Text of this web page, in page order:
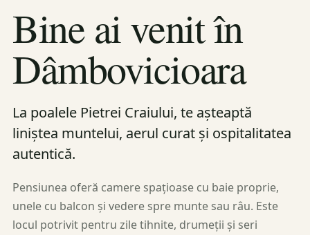
Bine ai venit în
Dâmbovicioara
La poalele Pietrei Craiului, te așteaptă
liniștea muntelui, aerul curat și ospitalitatea
autentică.
Pensiunea oferă camere spațioase cu baie proprie,
unele cu balcon și vedere spre munte sau râu. Este
locul potrivit pentru zile tihnite, drumeții și seri